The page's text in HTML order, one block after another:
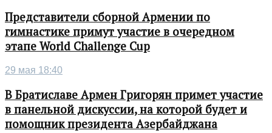
Представители сборной Армении по
гимнастике примут участие в очередном
этапе World Challenge Cup
29 мая 18:40
В Братиславе Армен Григорян примет участие
в панельной дискуссии, на которой будет и
помощник президента Азербайджана